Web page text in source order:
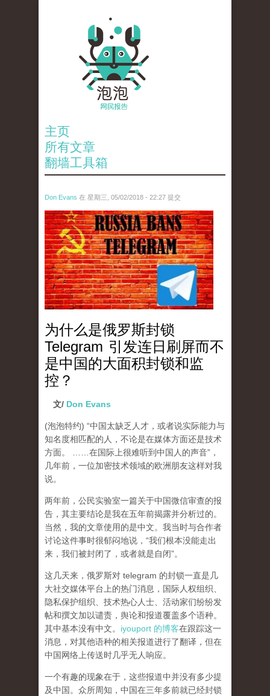
主页
所有文章
翻墙工具箱
Don Evans 在 星期三, 05/02/2018 - 22:27 提交
tou_.jpeg
为什么是俄罗斯封锁
Telegram 引发连日刷屏而不
是中国的大面积封锁和监
控？
文/ Don Evans
(泡泡特约) “中国太缺乏人才，或者说实际能力与
知名度相匹配的人，不论是在媒体方面还是技术
方面。 ……在国际上很难听到中国人的声音”，
几年前，一位加密技术领域的欧洲朋友这样对我
说。
两年前，公民实验室一篇关于中国微信审查的报
告，其主要结论是我在五年前揭露并分析过的。
当然，我的文章使用的是中文。我当时与合作者
讨论这件事时很郁闷地说，“我们根本没能走出
来，我们被封闭了，或者就是自闭”。
这几天来，俄罗斯对 telegram 的封锁一直是几
大社交媒体平台上的热门消息，国际人权组织、
隐私保护组织、技术热心人士、活动家们纷纷发
帖和撰文加以谴责，舆论和报道覆盖多个语种。
其中基本没有中文。 iyouport 的博客在跟踪这一
消息，对其他语种的相关报道进行了翻译，但在
中国网络上传送时几乎无人响应。
一个有趣的现象在于，这些报道中并没有多少提
及中国。众所周知，中国在三年多前就已经封锁